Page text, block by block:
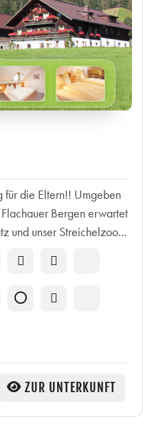
für die Eltern!! Umgeben
Bergen erwartet
und unser Streichelzoo...
ZUR UNTERKUNFT